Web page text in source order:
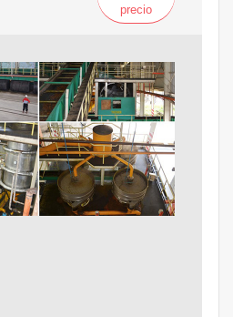
precio